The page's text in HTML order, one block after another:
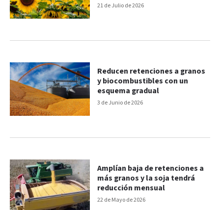
21 de Julio de 2026
3 de Junio de 2026
Reducen retenciones a granos
y biocombustibles con un
esquema gradual
22 de Mayo de 2026
Amplían baja de retenciones a
más granos y la soja tendrá
reducción mensual